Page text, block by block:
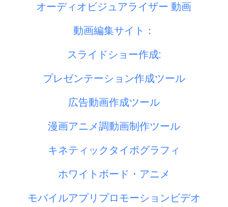
オーディオビジュアライザー 動画
動画編集サイト：
スライドショー作成:
プレゼンテーション作成ツール
広告動画作成ツール
漫画アニメ調動画制作ツール
キネティックタイポグラフィ
ホワイトボード・アニメ
モバイルアプリプロモーションビデオ